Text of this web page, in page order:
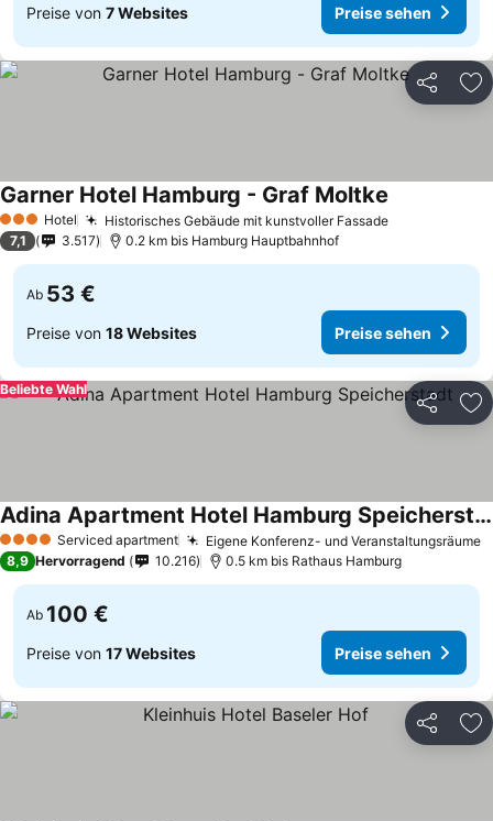
Preise von 7 Websites Preise sehen
Teilen
3 SterneHotel Historisches Gebäude mit kunstvoller Fassade
Garner Hotel Hamburg - Graf Moltke
7,1 3.517 0.2 km bis Hamburg Hauptbahnhof
Ab 53 €
Preise von 18 Websites Preise sehen
Teilen
Beliebte Wahl
4 Sterne Serviced apartment Eigene Konferenz- und Veranstaltungsräume
Adina Apartment Hotel Hamburg Speicherstadt
8,9 Hervorragend 10.216 0.5 km bis Rathaus Hamburg
Ab 100 €
Preise von 17 Websites Preise sehen
Teilen